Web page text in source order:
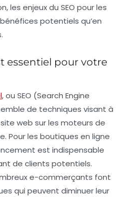
enjeux du SEO pour les
potentiels qu’en
essentiel pour votre
, ou SEO (Search Engine
de techniques visant à
web sur les moteurs de
Pour les boutiques en ligne
est indispensable
de clients potentiels.
e-commerçants font
qui peuvent diminuer leur